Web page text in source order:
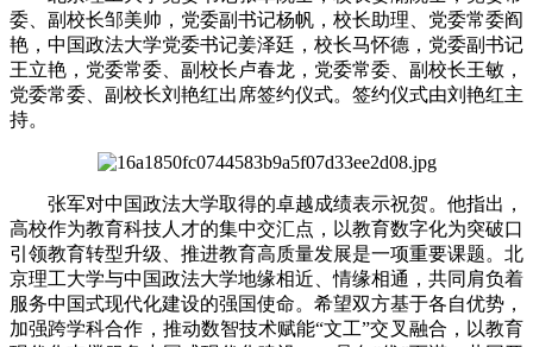
委、副校长邹美帅，党委副书记杨帆，校长助理、党委常委阎
艳，中国政法大学党委书记姜泽廷，校长马怀德，党委副书记
王立艳，党委常委、副校长卢春龙，党委常委、副校长王敏，
党委常委、副校长刘艳红出席签约仪式。签约仪式由刘艳红主
持。
张军对中国政法大学取得的卓越成绩表示祝贺。他指出，
高校作为教育科技人才的集中交汇点，以教育数字化为突破口
引领教育转型升级、推进教育高质量发展是一项重要课题。北
京理工大学与中国政法大学地缘相近、情缘相通，共同肩负着
服务中国式现代化建设的强国使命。希望双方基于各自优势，
加强跨学科合作，推动数智技术赋能“文工”交叉融合，以教育